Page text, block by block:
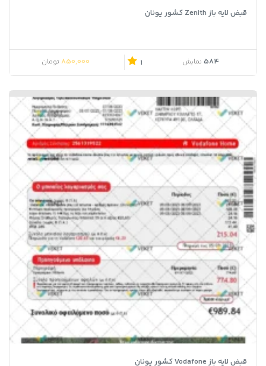
قبض لایه باز Zenith کشور یونان
584 نمایش 1
850,000 تومان
قبض لایه باز Vodafone کشور یونان